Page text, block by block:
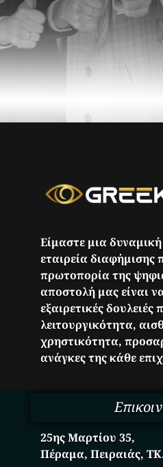
Είμαστε μια
εταιρεία διαφήμισης
πρωτοπορία της
αποστολή μας είναι
εξαιρετικές
λειτουργικότητα,
χρηστικότητα,
ανάγκες της κάθε
25ης Μαρτίου 35,
Πέραμα, Πειραιάς,